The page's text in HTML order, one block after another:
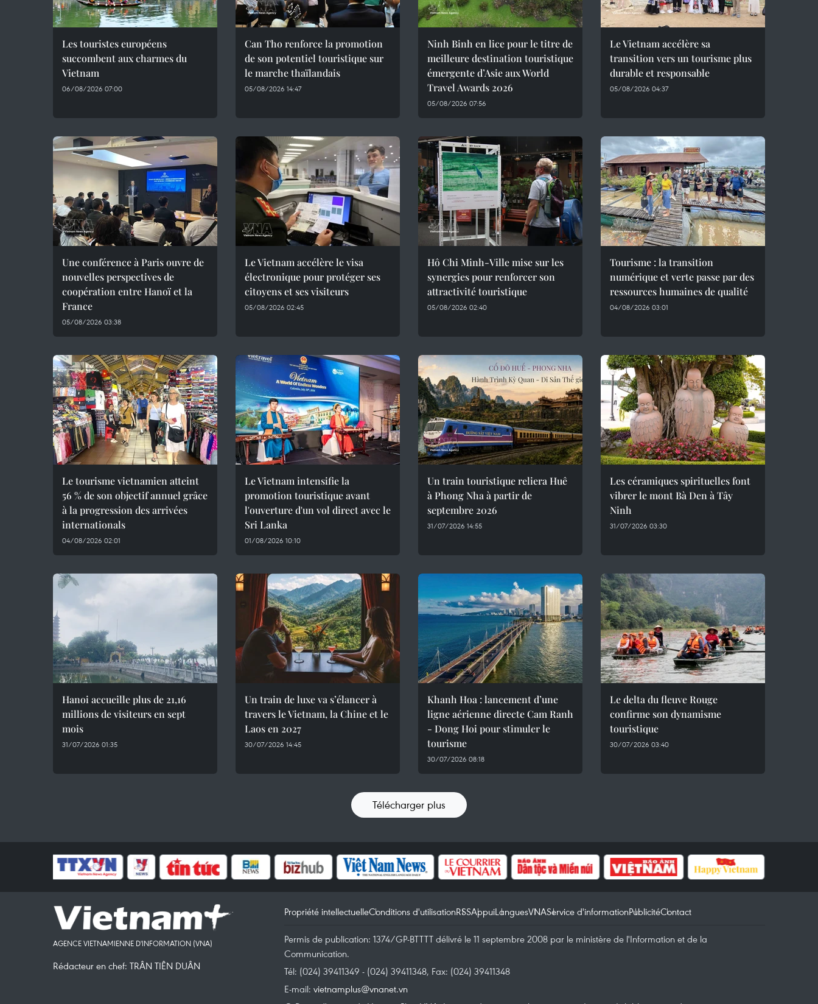
Les touristes européens
succombent aux charmes du
Vietnam
06/08/2026 07:00
Can Tho renforce la promotion
de son potentiel touristique sur
le marche thaïlandais
05/08/2026 14:47
Ninh Binh en lice pour le titre de
meilleure destination touristique
émergente d’Asie aux World
Travel Awards 2026
05/08/2026 07:56
Le Vietnam accélère sa
transition vers un tourisme plus
durable et responsable
05/08/2026 04:37
Une conférence à Paris ouvre de
nouvelles perspectives de
coopération entre Hanoï et la
France
05/08/2026 03:38
Le Vietnam accélère le visa
électronique pour protéger ses
citoyens et ses visiteurs
05/08/2026 02:45
Hô Chi Minh-Ville mise sur les
synergies pour renforcer son
attractivité touristique
05/08/2026 02:40
Tourisme : la transition
numérique et verte passe par des
ressources humaines de qualité
04/08/2026 03:01
Le tourisme vietnamien atteint
56 % de son objectif annuel grâce
à la progression des arrivées
internationals
04/08/2026 02:01
Le Vietnam intensifie la
promotion touristique avant
l'ouverture d'un vol direct avec le
Sri Lanka
01/08/2026 10:10
Un train touristique reliera Huê
à Phong Nha à partir de
septembre 2026
31/07/2026 14:55
Les céramiques spirituelles font
vibrer le mont Bà Den à Tây
Ninh
31/07/2026 03:30
Hanoi accueille plus de 21,16
millions de visiteurs en sept
mois ​
31/07/2026 01:35
Un train de luxe va s’élancer à
travers le Vietnam, la Chine et le
Laos en 2027
30/07/2026 14:45
Khanh Hoa : lancement d’une
ligne aérienne directe Cam Ranh
- Dong Hoi pour stimuler le
tourisme
30/07/2026 08:18
Le delta du fleuve Rouge
confirme son dynamisme
touristique
30/07/2026 03:40
Télécharger plus
AGENCE VIETNAMIENNE D'INFORMATION (VNA)
Rédacteur en chef: TRÂN TIÊN DUÂN
Propriété intellectuelleConditions d'utilisationRSSAppuiLanguesVNAService d'informationPublicitéContact
Permis de publication: 1374/GP-BTTTT délivré le 11 septembre 2008 par le ministère de l'Information et de la
Communication.
Tél: (024) 39411349 - (024) 39411348, Fax: (024) 39411348
E-mail: vietnamplus@vnanet.vn